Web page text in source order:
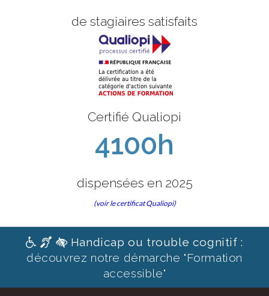
de stagiaires satisfaits
Certifié Qualiopi
4100h
dispensées en 2025
(voir le certificat Qualiopi)
Handicap ou trouble cognitif :
découvrez notre démarche "Formation
accessible"